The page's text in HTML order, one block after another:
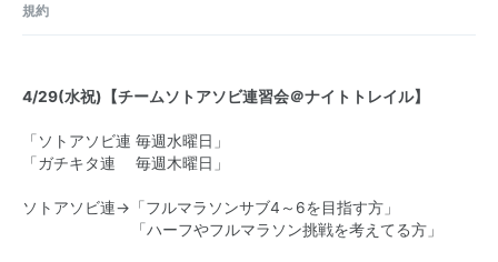
規約
4/29(水祝)【チームソトアソビ連習会＠ナイトトレイル】
「ソトアソビ連 毎週水曜日」
「ガチキタ連 毎週木曜日」
ソトアソビ連→「フルマラソンサブ4～6を目指す方」
「ハーフやフルマラソン挑戦を考えてる方」